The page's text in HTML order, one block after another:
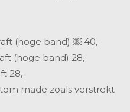
(hoge band) ￼ 40,-
(hoge band) 28,-
28,-
made zoals verstrekt